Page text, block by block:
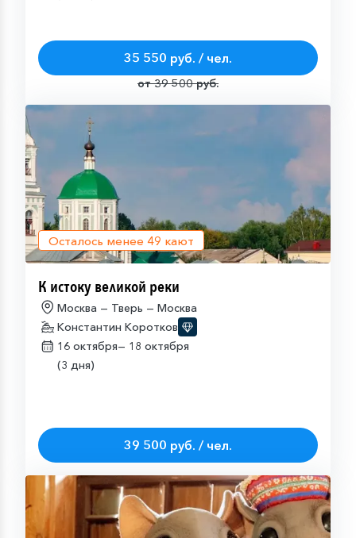
35 550 руб. / чел.
от 39 500 руб.
Осталось менее 49 кают
К истоку великой реки
Москва — Тверь — Москва
Константин Коротков
16 октября— 18 октября
(3 дня)
39 500 руб. / чел.